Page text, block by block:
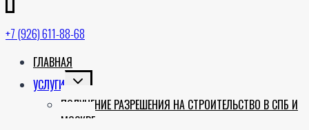
+7 (926) 611-88-68
ГЛАВНАЯ
УСЛУГИ TOGGLE
MENU
ПОЛУЧЕНИЕ РАЗРЕШЕНИЯ НА СТРОИТЕЛЬСТВО В СПБ И
МОСКВЕ